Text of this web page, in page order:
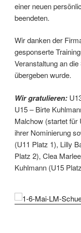
einer neuen
beendeten.
Wir danken der
gesponserte
Veranstaltung an
übergeben wurde.
Wir gratulieren:
U15 – Birte
Malchow (startet für
ihrer Nominierung
(U11 Platz 1), Lilly
Platz 2), Clea
Kuhlmann (U15